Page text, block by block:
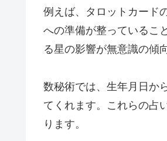
例えば、タロットカード
への準備が整っているこ
る星の影響が無意識の傾
数秘術では、生年月日か
てくれます。これらの占
ります。